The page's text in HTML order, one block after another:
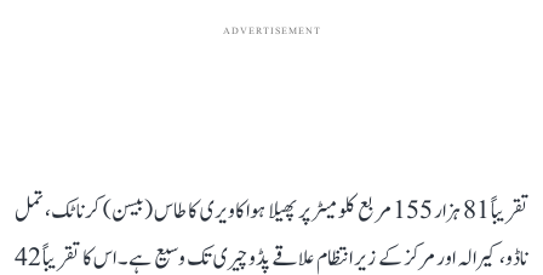
ADVERTISEMENT
تقریباً 81 ہزار 155 مربع کلومیٹر پر پھیلا ہوا کاویری کا طاس (بیسن) کرناٹک، تمل
ناڈو، کیرالہ اور مرکز کے زیر انتظام علاقے پڈوچیری تک وسیع ہے۔ اس کا تقریباً 42